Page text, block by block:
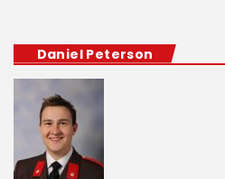
Daniel Peterson